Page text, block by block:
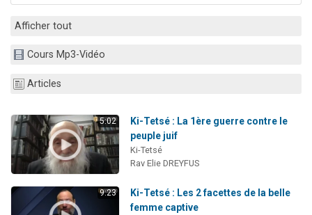
Afficher tout
Cours Mp3-Vidéo
Articles
5:02
Ki-Tetsé : La 1ère guerre contre le
peuple juif
Ki-Tetsé
Rav Elie DREYFUS
9:23
Ki-Tetsé : Les 2 facettes de la belle
femme captive